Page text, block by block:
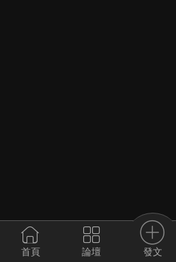
首頁 論壇 發文